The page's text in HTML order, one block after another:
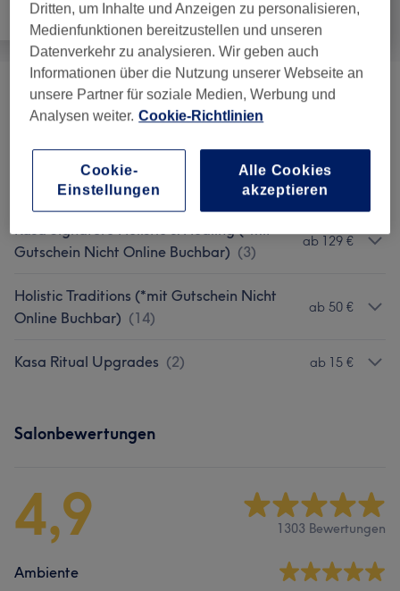
Alle Gesicht Massage
Ayurveda Rituals. (*mit Gutschein Nicht
Online Buchbar) ( 3)
Kasa Mom-to-Be Journey (*mit Gutschein
Nicht Online Buchbar)
ab 89 €
Kasa Signature Holistic & Healing (*mit
Gutschein Nicht Online Buchbar) (3)
ab 129 €
Holistic Traditions (*mit Gutschein Nicht
Online Buchbar) (14)
ab 50 €
Kasa Ritual Upgrades (2) ab 15 €
Salonbewertungen
4,9 1303 Bewertungen
Ambiente
Dritten, um Inhalte und Anzeigen zu personalisieren,
Medienfunktionen bereitzustellen und unseren
Datenverkehr zu analysieren. Wir geben auch
Informationen über die Nutzung unserer Webseite an
unsere Partner für soziale Medien, Werbung und
Analysen weiter. Cookie-Richtlinien
Cookie-
Einstellungen
Alle Cookies
akzeptieren